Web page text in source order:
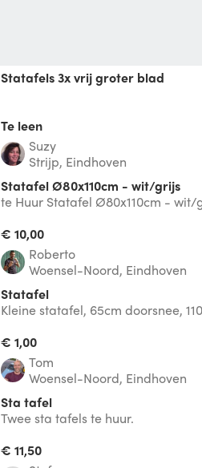
statafels 3x vrij groter blad
Te leen
Suzy
Strijp, Eindhoven
Statafel Ø80x110cm - wit/grijs
te Huur Statafel Ø80x110cm - wit/
€ 10,00
roberto
Woensel-Noord, Eindhoven
Statafel
Kleine statafel, 65cm doorsnee,
€ 1,00
Tom
Woensel-Noord, Eindhoven
Sta tafel
Twee sta tafels te huur.
€ 11,50